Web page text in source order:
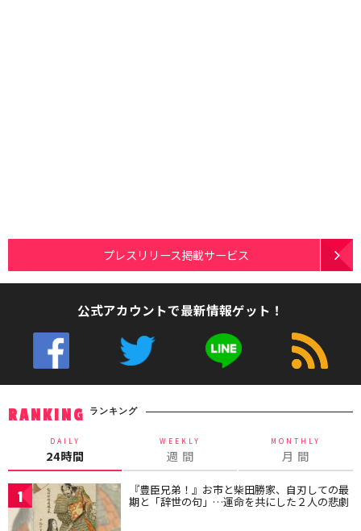
プレスリリース掲載サービス
公式アカウントで最新情報ゲット！
RANKING ランキング
DAILY
24時間
WEEKLY
週 間
MONTHLY
月 間
1 『豊臣兄弟！』お市と柴田勝家、自刃しての最
期と「辞世の句」…運命を共にした２人の悲劇